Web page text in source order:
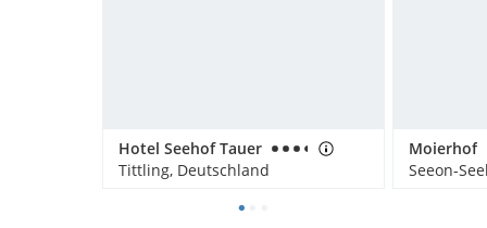
Hotel Seehof Tauer
Tittling, Deutschland
Moierhof
Seeon-